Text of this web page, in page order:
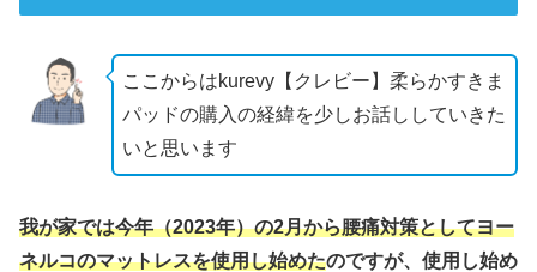
ここからはkurevy【クレビー】柔らかすきま
パッドの購入の経緯を少しお話ししていきた
いと思います
我が家では今年（2023年）の2月から腰痛対策としてヨー
ネルコのマットレスを使用し始めたのですが、使用し始め